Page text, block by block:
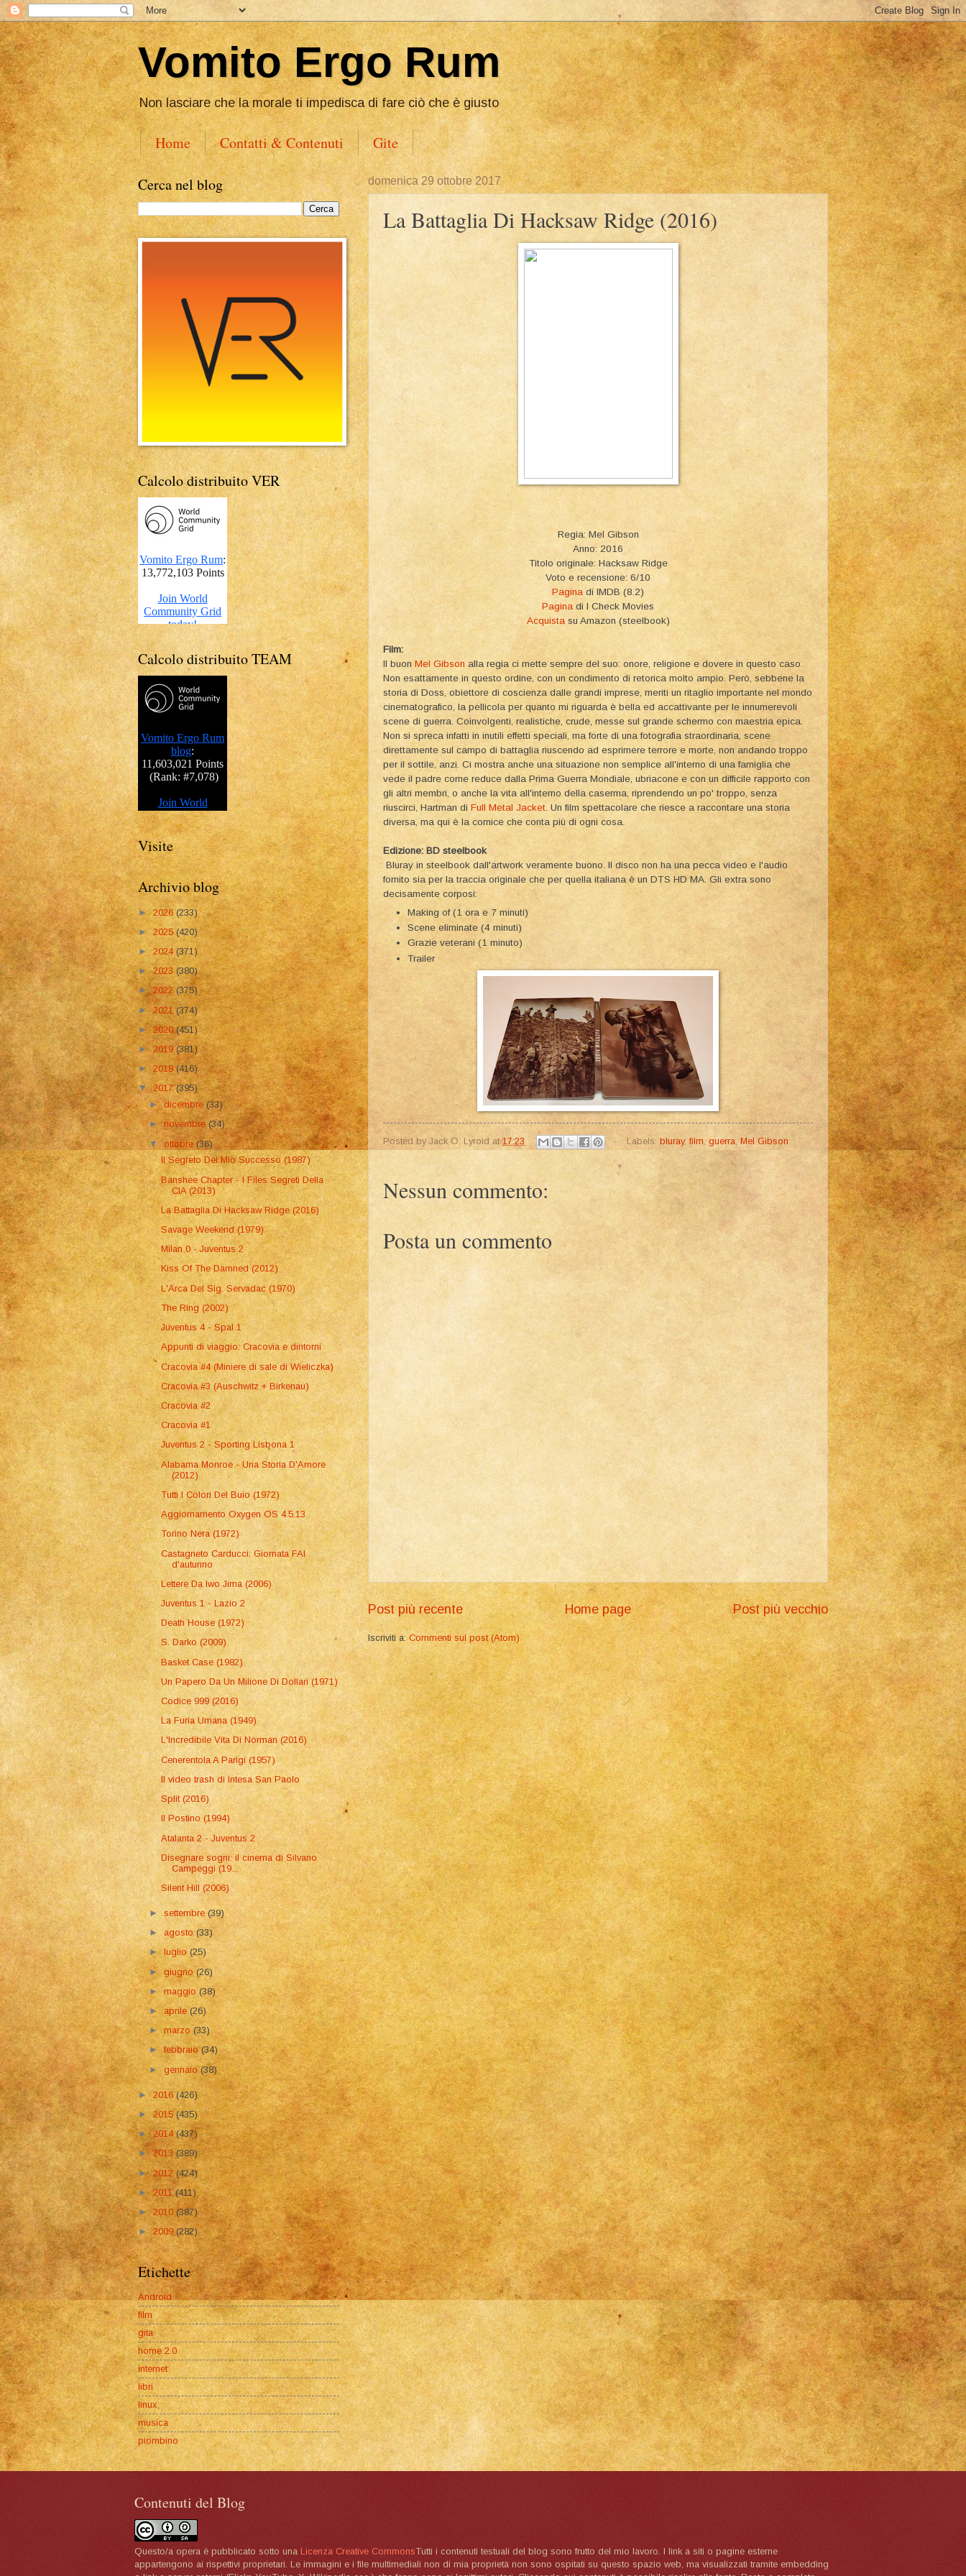
Vomito Ergo Rum
Non lasciare che la morale ti impedisca di fare ciò che è giusto
Home Contatti & Contenuti Gite
domenica 29 ottobre 2017
La Battaglia Di Hacksaw Ridge (2016)
Regia: Mel Gibson
Anno: 2016
Titolo originale: Hacksaw Ridge
Voto e recensione: 6/10
Pagina di IMDB (8.2)
Pagina di I Check Movies
Acquistasu Amazon (steelbook)
Film:
Il buon Mel Gibson alla regia ci mette sempre del suo: onore, religione e dovere in questo caso.
Non esattamente in questo ordine, con un condimento di retorica molto ampio. Però, sebbene la
storia di Doss, obiettore di coscienza dalle grandi imprese, meriti un ritaglio importante nel mondo
cinematografico, la pellicola per quanto mi riguarda è bella ed accattivante per le innumerevoli
scene di guerra. Coinvolgenti, realistiche, crude, messe sul grande schermo con maestria epica.
Non si spreca infatti in inutili effetti speciali, ma forte di una fotografia straordinaria, scene
direttamente sul campo di battaglia riuscendo ad esprimere terrore e morte, non andando troppo
per il sottile, anzi. Ci mostra anche una situazione non semplice all'interno di una famiglia che
vede il padre come reduce dalla Prima Guerra Mondiale, ubriacone e con un difficile rapporto con
gli altri membri, o anche la vita all'interno della caserma, riprendendo un po' troppo, senza
riuscirci, Hartman di Full Metal Jacket. Un film spettacolare che riesce a raccontare una storia
diversa, ma qui è la cornice che conta più di ogni cosa.
Edizione: BD steelbook
Bluray in steelbook dall'artwork veramente buono. Il disco non ha una pecca video e l'audio
fornito sia per la traccia originale che per quella italiana è un DTS HD MA. Gli extra sono
decisamente corposi:
Making of (1 ora e 7 minuti)
Scene eliminate (4 minuti)
Grazie veterani (1 minuto)
Trailer
Posted by Jack O. Lyroid at17:23 Labels: bluray,film, guerra, Mel Gibson
Nessun commento:
Posta un commento
Post più recente Post più vecchio
Home page
Iscriviti a:Commenti sul post (Atom)
Cerca nel blog
Calcolo distribuito VER
Calcolo distribuito TEAM
Visite
Archivio blog
► 2026(233)
►2025(420)
►2024 (371)
►2023(380)
►2022 (375)
►2021(374)
►2020(451)
►2019(381)
►2018(416)
▼2017(395)
►dicembre(33)
►novembre(34)
▼ottobre(36)
Il Segreto Del Mio Successo (1987)
Banshee Chapter - I Files Segreti Della
CIA (2013)
La Battaglia Di Hacksaw Ridge (2016)
Savage Weekend (1979)
Milan 0 - Juventus 2
Kiss Of The Damned (2012)
L'Arca Del Sig. Servadac (1970)
The Ring (2002)
Juventus 4 - Spal 1
Appunti di viaggio: Cracovia e dintorni
Cracovia #4 (Miniere di sale di Wieliczka)
Cracovia #3 (Auschwitz + Birkenau)
Cracovia #2
Cracovia #1
Juventus 2 - Sporting Lisbona 1
Alabama Monroe - Una Storia D'Amore
(2012)
Tutti I Colori Del Buio (1972)
Aggiornamento Oxygen OS 4.5.13
Torino Nera (1972)
Castagneto Carducci: Giornata FAI
d'autunno
Lettere Da Iwo Jima (2006)
Juventus 1 - Lazio 2
Death House (1972)
S. Darko (2009)
Basket Case (1982)
Un Papero Da Un Milione Di Dollari (1971)
Codice 999 (2016)
La Furia Umana (1949)
L'Incredibile Vita Di Norman (2016)
Cenerentola A Parigi (1957)
Il video trash di Intesa San Paolo
Split (2016)
Il Postino (1994)
Atalanta 2 - Juventus 2
Disegnare sogni: il cinema di Silvano
Campeggi (19...
Silent Hill (2006)
►settembre(39)
►agosto(33)
►luglio(25)
►giugno(26)
►maggio(38)
►aprile(26)
►marzo(33)
►febbraio(34)
►gennaio(38)
►2016(426)
►2015(435)
►2014(437)
►2013(389)
►2012(424)
►2011(411)
►2010 (387)
►2009(282)
Etichette
Android
film
gita
home 2.0
internet
libri
linux
musica
piombino
Contenuti del Blog
Questo/a opera è pubblicato sotto una Licenza Creative CommonsTutti i contenuti testuali del blog sono frutto del mio lavoro. I link a siti o pagine esterne
appartengono ai rispettivi proprietari. Le immagini e i file multimediali non di mia proprietà non sono ospitati su questo spazio web, ma visualizzati tramite embedding